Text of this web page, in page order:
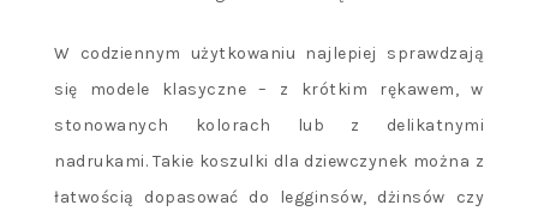
W codziennym użytkowaniu najlepiej sprawdzają
się modele klasyczne – z krótkim rękawem, w
stonowanych kolorach lub z delikatnymi
nadrukami. Takie koszulki dla dziewczynek można z
łatwością dopasować do legginsów, dżinsów czy